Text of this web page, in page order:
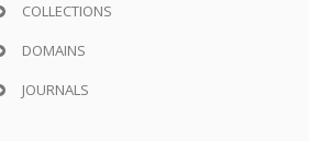
COLLECTIONS
DOMAINS
JOURNALS